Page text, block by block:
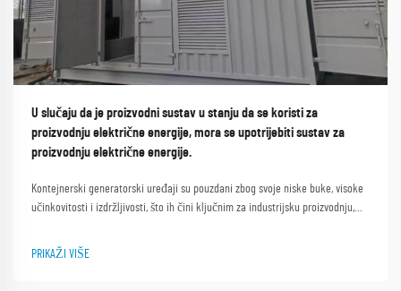
U slučaju da je proizvodni sustav u stanju da se koristi za
proizvodnju električne energije, mora se upotrijebiti sustav za
proizvodnju električne energije.
Kontejnerski generatorski uređaji su pouzdani zbog svoje niske buke, visoke
učinkovitosti i izdržljivosti, što ih čini ključnim za industrijsku proizvodnju,
Co. Ltd. globalni lider s gotovo 30 godina...
PRIKAŽI VIŠE